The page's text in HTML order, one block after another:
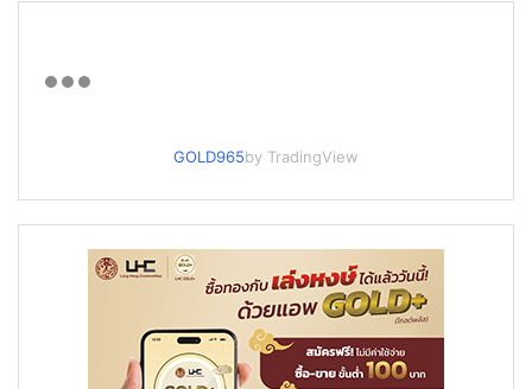
GOLD965by TradingView